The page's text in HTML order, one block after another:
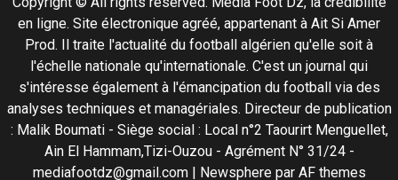
en ligne. Site électronique agréé, appartenant à Ait Si Amer
Prod. Il traite l'actualité du football algérien qu'elle soit à
l'échelle nationale qu'internationale. C'est un journal qui
s'intéresse également à l'émancipation du football via des
analyses techniques et managériales. Directeur de publication
: Malik Boumati - Siège social : Local n°2 Taourirt Menguellet,
Ain El Hammam,Tizi-Ouzou - Agrément N° 31/24 -
mediafootdz@gmail.com
Newspherepar AF themes